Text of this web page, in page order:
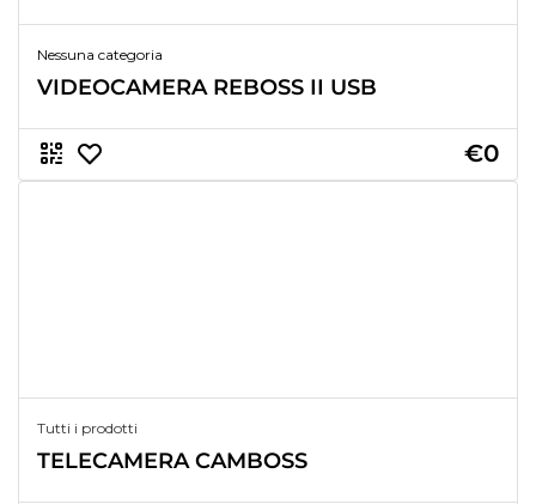
Nessuna categoria
VIDEOCAMERA REBOSS II USB
€0
Tutti i prodotti
TELECAMERA CAMBOSS